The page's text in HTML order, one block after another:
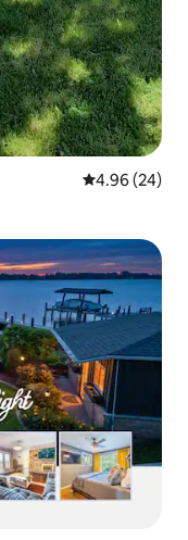
レビュー24
4.96 (24)